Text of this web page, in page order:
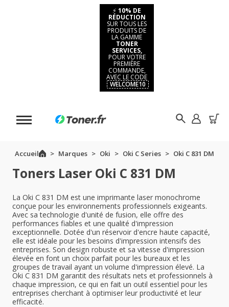
⚡ 10% DE
RÉDUCTION
SUR TOUS LES
PRODUITS DE
LA GAMME
TONER
SERVICES,
POUR VOTRE
PREMIÈRE
COMMANDE,
AVEC LE CODE
WELCOME10
Accueil Marques Oki Oki C Series Oki C 831 DM
Toners Laser Oki C 831 DM
La Oki C 831 DM est une imprimante laser monochrome
conçue pour les environnements professionnels exigeants.
Avec sa technologie d'unité de fusion, elle offre des
performances fiables et une qualité d'impression
exceptionnelle. Dotée d'un réservoir d'encre haute capacité,
elle est idéale pour les besoins d'impression intensifs des
entreprises. Son design robuste et sa vitesse d'impression
élevée en font un choix parfait pour les bureaux et les
groupes de travail ayant un volume d'impression élevé. La
Oki C 831 DM garantit des résultats nets et professionnels à
chaque impression, ce qui en fait un outil essentiel pour les
entreprises cherchant à optimiser leur productivité et leur
efficacité.